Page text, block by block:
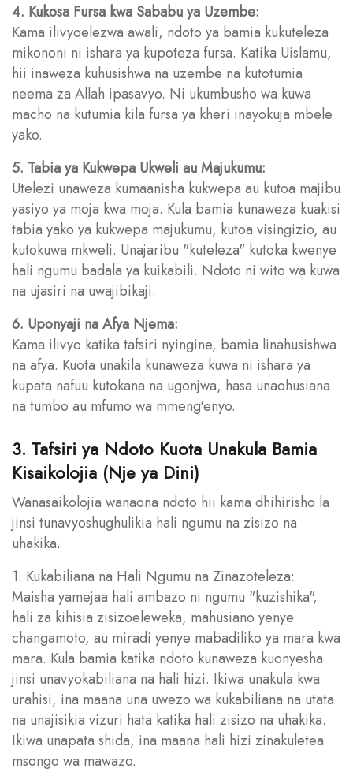
4. Kukosa Fursa kwa Sababu ya Uzembe:
Kama ilivyoelezwa awali, ndoto ya bamia kukuteleza
mikononi ni ishara ya kupoteza fursa. Katika Uislamu,
hii inaweza kuhusishwa na uzembe na kutotumia
neema za Allah ipasavyo. Ni ukumbusho wa kuwa
macho na kutumia kila fursa ya kheri inayokuja mbele
yako.
5. Tabia ya Kukwepa Ukweli au Majukumu:
Utelezi unaweza kumaanisha kukwepa au kutoa majibu
yasiyo ya moja kwa moja. Kula bamia kunaweza kuakisi
tabia yako ya kukwepa majukumu, kutoa visingizio, au
kutokuwa mkweli. Unajaribu "kuteleza" kutoka kwenye
hali ngumu badala ya kuikabili. Ndoto ni wito wa kuwa
na ujasiri na uwajibikaji.
6. Uponyaji na Afya Njema:
Kama ilivyo katika tafsiri nyingine, bamia linahusishwa
na afya. Kuota unakila kunaweza kuwa ni ishara ya
kupata nafuu kutokana na ugonjwa, hasa unaohusiana
na tumbo au mfumo wa mmeng'enyo.
3. Tafsiri ya Ndoto Kuota Unakula Bamia
Kisaikolojia (Nje ya Dini)
Wanasaikolojia wanaona ndoto hii kama dhihirisho la
jinsi tunavyoshughulikia hali ngumu na zisizo na
uhakika.
1. Kukabiliana na Hali Ngumu na Zinazoteleza:
Maisha yamejaa hali ambazo ni ngumu "kuzishika",
hali za kihisia zisizoeleweka, mahusiano yenye
changamoto, au miradi yenye mabadiliko ya mara kwa
mara. Kula bamia katika ndoto kunaweza kuonyesha
jinsi unavyokabiliana na hali hizi. Ikiwa unakula kwa
urahisi, ina maana una uwezo wa kukabiliana na utata
na unajisikia vizuri hata katika hali zisizo na uhakika.
Ikiwa unapata shida, ina maana hali hizi zinakuletea
msongo wa mawazo.